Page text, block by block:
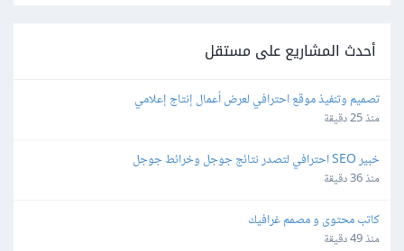
أحدث المشاريع على مستقل
تصميم وتنفيذ موقع احترافي لعرض أعمال إنتاج إعلامي
منذ 25 دقيقة
خبير SEO احترافي لتصدر نتائج جوجل وخرائط جوجل
منذ 36 دقيقة
كاتب محتوى و مصمم غرافيك
منذ 49 دقيقة